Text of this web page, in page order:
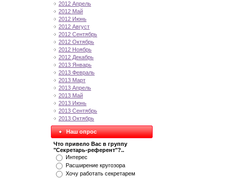
2012 Апрель
2012 Май
2012 Июнь
2012 Август
2012 Сентябрь
2012 Октябрь
2012 Ноябрь
2012 Декабрь
2013 Январь
2013 Февраль
2013 Март
2013 Апрель
2013 Май
2013 Июнь
2013 Сентябрь
2013 Октябрь
Наш опрос
Что привело Вас в группу
"Секретарь-референт"?..
Интерес
Расширение кругозора
Хочу работать секретарем